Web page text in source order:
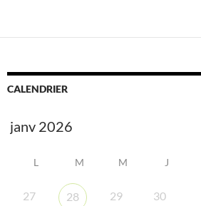
CALENDRIER
L M M J
27 28 29 30